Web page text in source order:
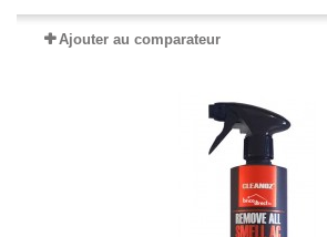
Ajouter au comparateur